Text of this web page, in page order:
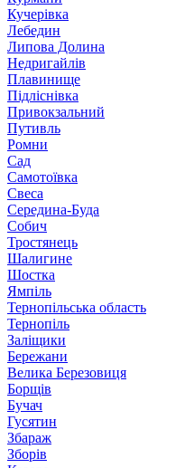
Кучерівка
Лебедин
Липова Долина
Недригайлів
Плавинище
Підліснівка
Привокзальний
Путивль
Ромни
Сад
Самотоївка
Свеса
Середина-Буда
Собич
Тростянець
Шалигине
Шостка
Ямпіль
Тернопільська область
Тернопіль
Заліщики
Бережани
Велика Березовиця
Борщів
Бучач
Гусятин
Збараж
Зборів